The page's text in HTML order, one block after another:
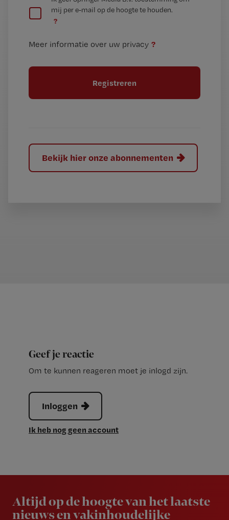
t
e
t
t
l
mij per e-mail op de hoogte te houden.
?
Meer informatie over uw privacy ?
Bekijk hier onze abonnementen
Geef je reactie
Om te kunnen reageren moet je inlogd zijn.
Inloggen
Ik heb nog geen account
Altijd op de hoogte van het laatste
nieuws en vakinhoudelijke